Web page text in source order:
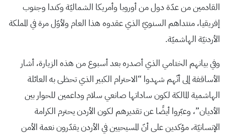
القادمين من عدّة دول من أوروبا وأمريكا الشماليّة وكندا وجنوب
إفريقيا، منتداهم السنويّ الذي عقدوه هذا العام ولأوّل مرة في المملكة
الأردنيّة الهاشميّة.
وفي بيانهم الختامي الذي أصدره بعد أسبوع من هذه الزيارة، أشار
الأساقفة إلى أنّهم شهدوا “الاحترام الكبير الذي تحظى به العائلة
الهاشمية المالكة لكون ساداتها صانعي سلام وداعمين للحوار بين
الأديان”، وعبّروا أيضًا عن تقديرهم لكون الأردن يحترم الكرامة
الإنسانيّة، مؤكدين على أنّ المسيحيين في الأردن يقدّرون نعمة الأمن